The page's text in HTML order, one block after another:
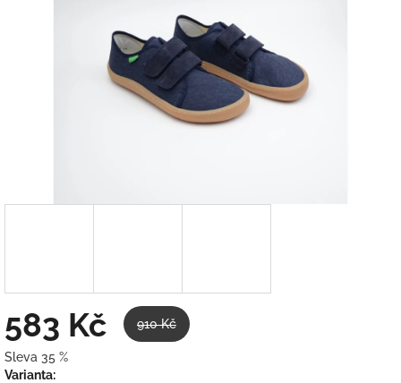
583 Kč 910 Kč
Sleva 35 %
Měrná
Varianta: